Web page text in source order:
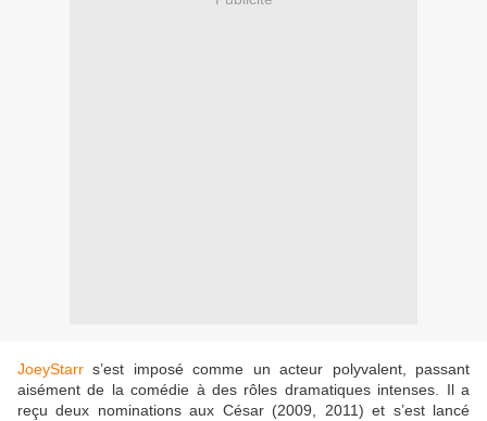
JoeyStarr s’est imposé comme un acteur polyvalent, passant
aisément de la comédie à des rôles dramatiques intenses. Il a
reçu deux nominations aux César (2009, 2011) et s’est lancé